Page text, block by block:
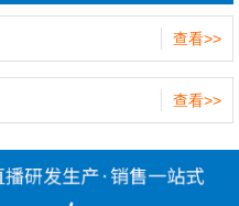
查看>>
查看>>